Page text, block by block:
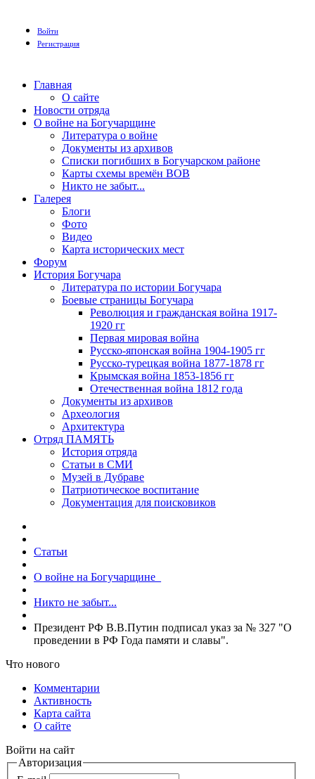
Войти
Регистрация
Главная
О сайте
Новости отряда
О войне на Богучарщине
Литература о войне
Документы из архивов
Списки погибших в Богучарском районе
Карты схемы времён ВОВ
Никто не забыт...
Галерея
Блоги
Фото
Видео
Карта исторических мест
Форум
История Богучара
Литература по истории Богучара
Боевые страницы Богучара
Революция и гражданская война 1917-
1920 гг
Первая мировая война
Русско-японская война 1904-1905 гг
Русско-турецкая война 1877-1878 гг
Крымская война 1853-1856 гг
Отечественная война 1812 года
Документы из архивов
Археология
Архитектура
Отряд ПАМЯТЬ
История отряда
Статьи в СМИ
Музей в Дубраве
Патриотическое воспитание
Документация для поисковиков
Статьи
О войне на Богучарщине_
Никто не забыт...
Президент РФ В.В.Путин подписал указ за № 327 "О
проведении в РФ Года памяти и славы".
Что нового
Комментарии
Активность
Карта сайта
О сайте
Войти на сайт
Авторизация